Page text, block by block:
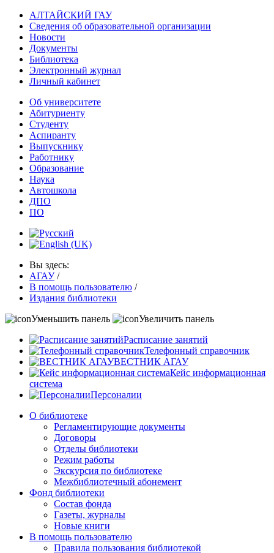
АЛТАЙСКИЙ ГАУ
Сведения об образовательной организации
Новости
Документы
Библиотека
Электронный журнал
Личный кабинет
Об университете
Абитуриенту
Студенту
Аспиранту
Выпускнику
Работнику
Образование
Наука
Автошкола
ДПО
ПО
Вы здесь:
АГАУ /
В помощь пользователю /
Издания библиотеки
Уменьшить панель
Увеличить панель
Расписание занятий
Телефонный справочник
ВЕСТНИК АГАУ
Кейс информационная
система
Персоналии
О библиотеке
Регламентирующие документы
Договоры
Отделы библиотеки
Режим работы
Экскурсия по библиотеке
Межбиблиотечный абонемент
Фонд библиотеки
Состав фонда
Газеты, журналы
Новые книги
В помощь пользователю
Правила пользования библиотекой